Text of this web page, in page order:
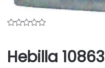
Hebilla 10863